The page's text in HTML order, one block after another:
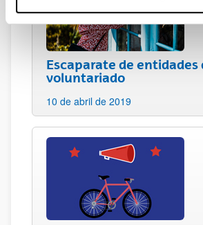
Escaparate de entidades
voluntariado
10 de abril de 2019